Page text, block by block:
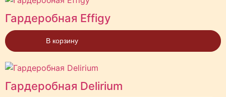
Гардеробная Effigy
В корзину
Гардеробная Delirium